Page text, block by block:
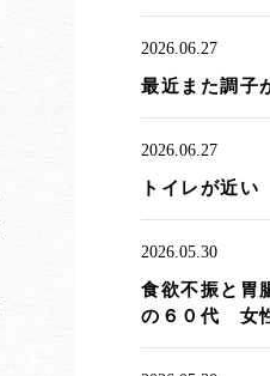
2026.06.27
最近また調子
2026.06.27
トイレが近い
2026.05.30
食欲不振と胃
の６０代 女